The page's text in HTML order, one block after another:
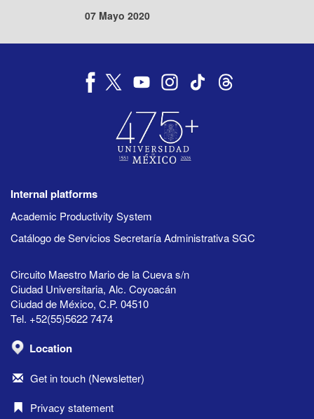
07 Mayo 2020
Internal platforms
Academic Productivity System
Catálogo de Servicios Secretaría Administrativa SGC
Circuito Maestro Mario de la Cueva s/n
Ciudad Universitaria, Alc. Coyoacán
Ciudad de México, C.P. 04510
Tel. +52(55)5622 7474
Location
Get in touch (Newsletter)
Privacy statement